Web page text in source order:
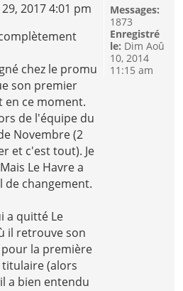
29, 2017 4:01 pm
chez le promu
son premier
en ce moment.
de l'équipe du
Novembre (2
et c'est tout). Je
Le Havre a
de changement.
a quitté Le
il retrouve son
la première
(alors
a bien entendu
Messages:
1873
Enregistré
le: Dim Aoû
10, 2014
11:15 am